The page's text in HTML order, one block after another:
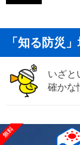
「知る防災
いざと
確かな